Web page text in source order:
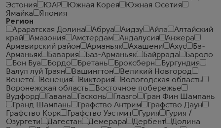
Эстония
ЮАР Южная Корея
Южная Осетия
Ямайка
Япония
Регион
Араратская Долина
Абруа Аидзу Айла
Алтайский
край
Амазония Амстердам Андалусия
Анжера
Армавирский район
Арманьяк Ахашени Ахус
Ба-
Арманьяк
Бавария Баз-Арманьяк Байррада
Бароло
Бон Буа
Бордо Бретань Броксберн
Бургундия
Валул луй Траян
Вашингтон
Великий Новгород
Венето
Венеция Виктория
Вологодская область
Воронежская область
Восточное побережье
Вудфорд
Гавана Гасконь Глазго
Гран Фин Шампань
Гранд Шампань
Графство Антрим
Графство Даун
Графство Корк
Графство Уэстмит Гурия
Гурия /
Озургети
Дагестан Демерара Дербент
Долина